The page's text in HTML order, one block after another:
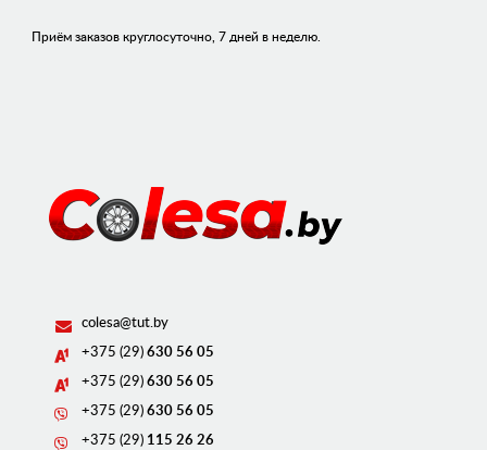
Приём заказов круглосуточно, 7 дней в неделю.
colesa@tut.by
+375 (29) 630 56 05
+375 (29) 630 56 05
+375 (29) 630 56 05
+375 (29) 115 26 26